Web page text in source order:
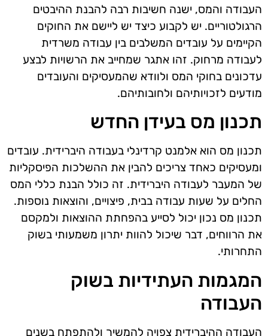
העבודה והמס, ישנה חשיבות רבה להבנת ההיבטים
הרגולטוריים. יש לקבוע כיצד יש ליישם את החוקים
הקיימים על עובדים המשלבים בין עבודה משרדית
לעבודה מרחוק. זהו אתגר שמחייב את הרשויות לבצע
עדכונים בחוקי המס ולוודא שהמעסיקים והעובדים
מודעים לזכויותיהם ולחובותיהם.
תכנון מס בעידן החדש
תכנון מס הוא אלמנט קרדינלי בעבודה היברידית. עובדים
ומעסיקים כאחד צריכים להבין את ההשלכות הפיסקליות
של המעבר לעבודה היברידית. זה כולל הבנת כללי המס
החלים על שעות עבודה בבית, פיצויים, והוצאות נוספות.
תכנון מס נכון יכול לסייע בהפחתת ההוצאות ולמקסם
את הרווחים, דבר שיכול להוות יתרון משמעותי בשוק
התחרותי.
המגמות העתידיות בשוק
העבודה
העבודה ההיברידית צפויה להמשיך ולהתפתח בשנים